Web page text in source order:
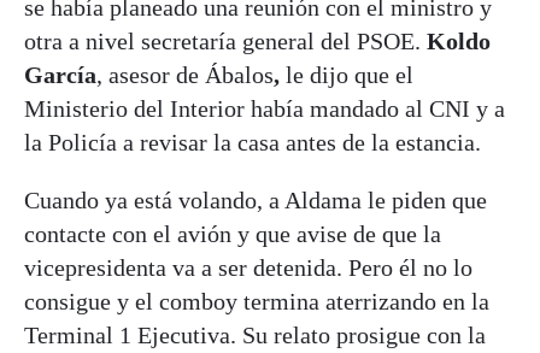
se había planeado una reunión con el ministro y
otra a nivel secretaría general del PSOE. Koldo
García, asesor de Ábalos, le dijo que el
Ministerio del Interior había mandado al CNI y a
la Policía a revisar la casa antes de la estancia.
Cuando ya está volando, a Aldama le piden que
contacte con el avión y que avise de que la
vicepresidenta va a ser detenida. Pero él no lo
consigue y el comboy termina aterrizando en la
Terminal 1 Ejecutiva. Su relato prosigue con la